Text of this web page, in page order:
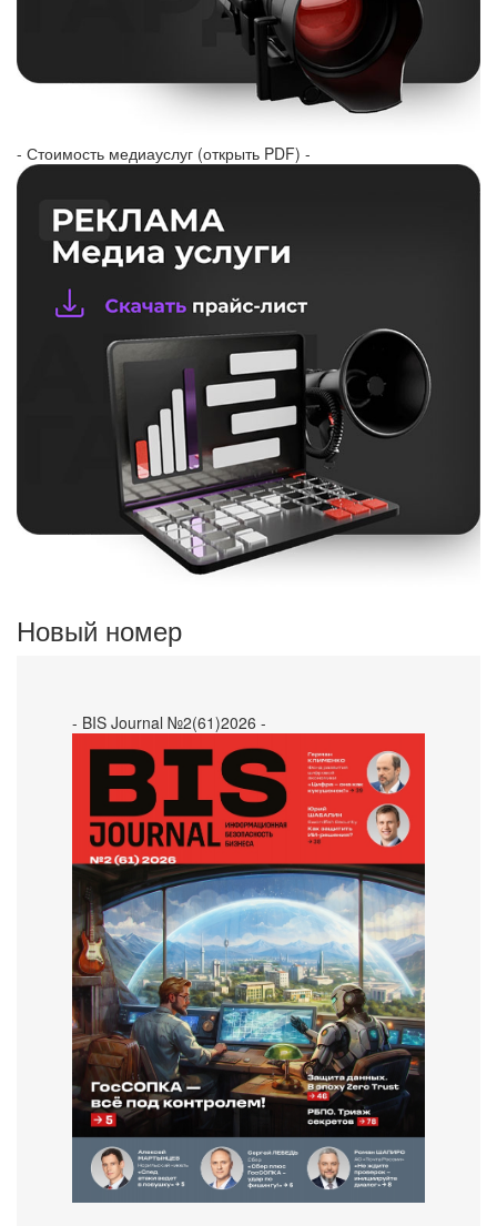
- Стоимость медиауслуг (открыть PDF) -
Новый номер
- BIS Journal №2(61)2026 -